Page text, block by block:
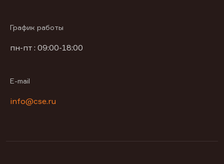
График работы
пн-пт : 09:00-18:00
E-mail
info@cse.ru